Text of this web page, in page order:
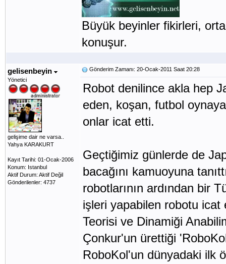
Büyük beyinler fikirleri,
konuşur.
gelisenbeyin
Yönetici
gelişime dair ne varsa..
Yahya KARAKURT
Kayıt Tarihi: 01-Ocak-2006
Konum: Istanbul
Aktif Durum: Aktif Değil
Gönderilenler: 4737
Gönderim Zamanı: 20-Ocak-2011 Saat 20:28
Robot denilince akla hep
eden, koşan, futbol
onlar icat etti.
Geçtiğimiz günlerde de
bacağını kamuoyuna
robotlarının ardından bir
işleri yapabilen robotu icat
Teorisi ve Dinamiği
Çonkur'un ürettiği
RoboKol'un dünyadaki ilk